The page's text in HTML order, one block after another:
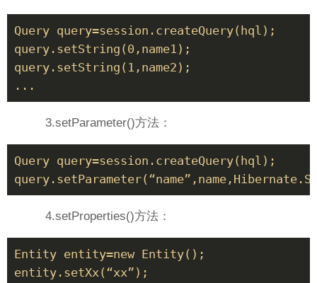
Query query=session.createQuery(hql);
query.setString(0,name1);
query.setString(1,name2);
3.setParameter()方法：
Query query=session.createQuery(hql);
4.setProperties()方法：
Entity entity=new Entity();
entity.setXx(“xx”);